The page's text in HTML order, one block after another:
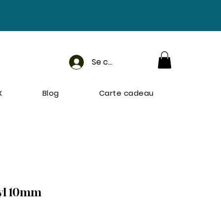
Se connecter
Blog Carte cadeau
10mm